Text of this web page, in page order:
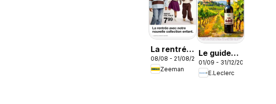
La rentrée
avec notre
nouvelle
08/08 - 21/08/2026
Zeeman
Le guide
des vins
01/09 - 31/12/2026
E.Leclerc